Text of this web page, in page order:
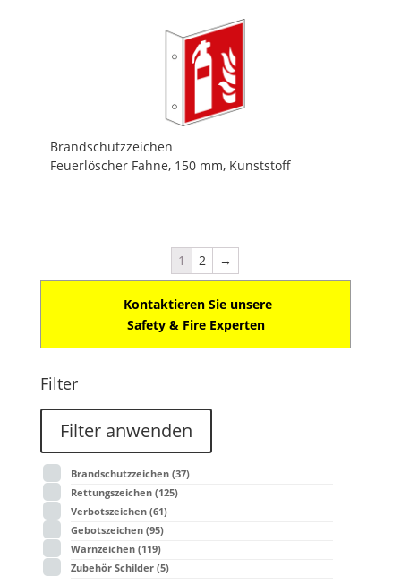
Brandschutzzeichen
Feuerlöscher Fahne, 150 mm, Kunststoff
1 2 →
Kontaktieren Sie unsere
Safety & Fire Experten
Filter
Filter anwenden
Brandschutzzeichen (37)
Rettungszeichen (125)
Verbotszeichen (61)
Gebotszeichen (95)
Warnzeichen (119)
Zubehör Schilder (5)